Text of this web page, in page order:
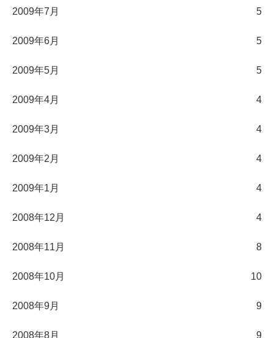
2009年7月 5
2009年6月 5
2009年5月 5
2009年4月 4
2009年3月 4
2009年2月 4
2009年1月 4
2008年12月 4
2008年11月 8
2008年10月 10
2008年9月 9
2008年8月 9